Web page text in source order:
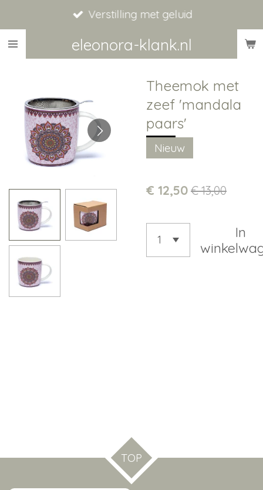
direct
naar
eleonora-klank.nl
Verstilling met geluid
Theemok met
zeef 'mandala
paars'
Nieuw
€ 12,50 € 13,00
In
TOP